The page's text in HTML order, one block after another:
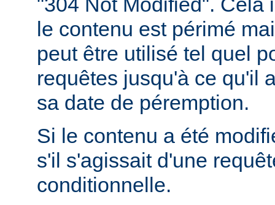
le contenu est périmé
peut être utilisé tel quel
requêtes jusqu'à ce qu'il
sa date de péremption.
Si le contenu a été
s'il s'agissait d'une
conditionnelle.